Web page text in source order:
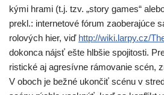
ký­mi hra­mi (t.j. tzv. „sto­ry games“
pre­kl.: inter­ne­to­vé fórum zaobe­ra­jú­ce
rolo­vých hier, viď http://​wiki​.lar​py​.cz/​
dokon­ca nájsť ešte hlb­šie spo­ji­tos­ti.
ris­tic­ké aj agre­sív­ne rámo­va­nie scén,
V oboch je bež­né ukon­čiť scé­nu v